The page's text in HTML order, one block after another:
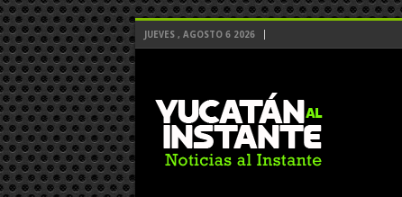
JUEVES , AGOSTO 6 2026